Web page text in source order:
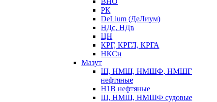
РК
DeLium (ДеЛиум)
НДс, НДв
ЦН
КРГ, КРГЛ, КРГА
НКСн
Мазут
Ш, НМШ, НМШФ, НМШГ
нефтяные
Н1В нефтяные
Ш, НМШ, НМШФ судовые